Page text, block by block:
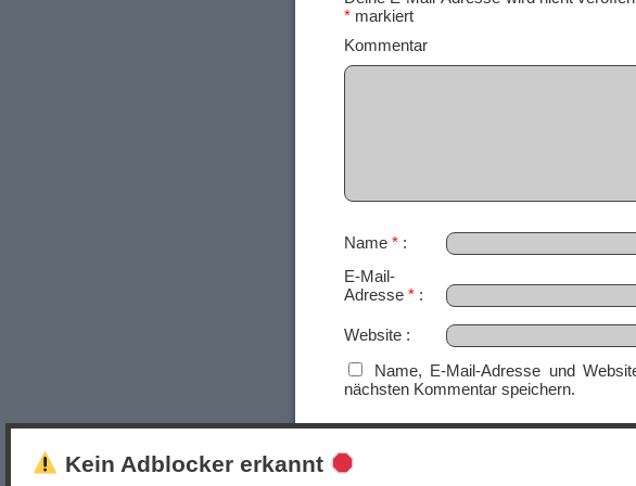
* markiert
Name *
E-Mail-
Adresse *
Website
Name, E-Mail-Adresse und
nächsten Kommentar speichern.
Kein Adblocker erkannt